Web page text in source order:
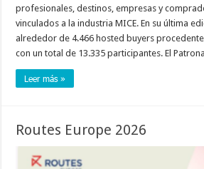
profesionales, destinos, empresas y
vinculados a la industria MICE. En su última
alrededor de 4.466 hosted buyers
con un total de 13.335 participantes. El
Leer más »
Routes Europe 2026